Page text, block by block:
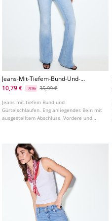
Jeans-Mit-Tiefem-Bund-Und-
Nahtdetail-An-Den-Taschen
10,79 € -70% 35,99 €
Jeans mit tiefem Bund und
Gürtelschlaufen. Eng anliegendes Bein mit
ausgestelltem Abschluss. Vordere und